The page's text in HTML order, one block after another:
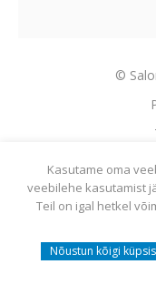
©
Kasutame oma
veebilehe kasutamist
Teil on igal hetkel
Nõustun kõigi